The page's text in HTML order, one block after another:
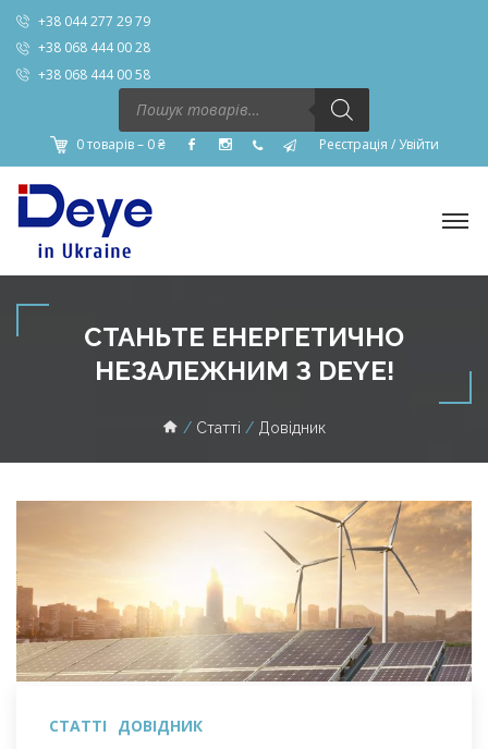
+38 044 277 29 79
+38 068 444 00 28
+38 068 444 00 58
Пошук
товарів
0 товарів – 0₴ Реєстрація /Увійти
СТАНЬТЕ ЕНЕРГЕТИЧНО
НЕЗАЛЕЖНИМ З DEYE!
Статті Довідник
СТАТТІ ДОВІДНИК